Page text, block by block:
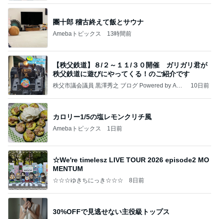
團十郎 稽古終えて飯とサウナ
Amebaトピックス 13時間前
【秩父鉄道】８/２～１１/３０開催 ガリガリ君が
秩父鉄道に遊びにやってくる！のご紹介です
秩父市議会議員 黒澤秀之 ブログ Powered by Ame
10日前
カロリー1/5の塩レモンクリチ風
Amebaトピックス 1日前
☆We're timelesz LIVE TOUR 2026 episode2 MO
MENTUM
☆☆☆ゆきちにっき☆☆☆ 8日前
30%OFFで見逃せない主役級トップス